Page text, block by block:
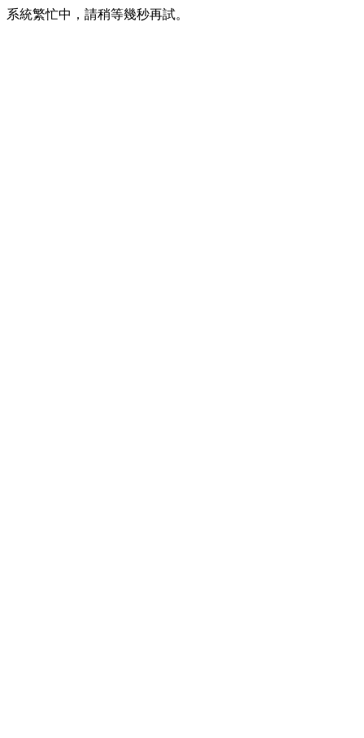
系統繁忙中，請稍等幾秒再試。